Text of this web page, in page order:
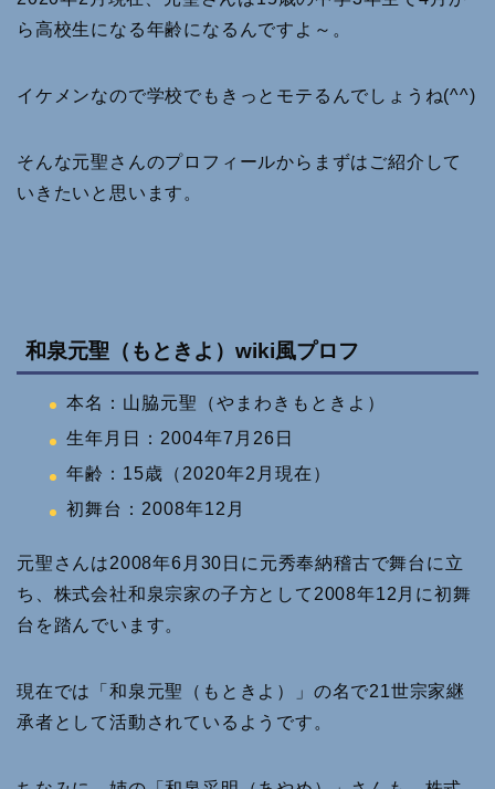
ら高校生になる年齢になるんですよ～。
イケメンなので学校でもきっとモテるんでしょうね(^^)
そんな元聖さんのプロフィールからまずはご紹介して
いきたいと思います。
和泉元聖（もときよ）wiki風プロフ
本名：山脇元聖（やまわきもときよ）
生年月日：2004年7月26日
年齢：15歳（2020年2月現在）
初舞台：2008年12月
元聖さんは2008年6月30日に元秀奉納稽古で舞台に立
ち、株式会社和泉宗家の子方として2008年12月に初舞
台を踏んでいます。
現在では「和泉元聖（もときよ）」の名で21世宗家継
承者として活動されているようです。